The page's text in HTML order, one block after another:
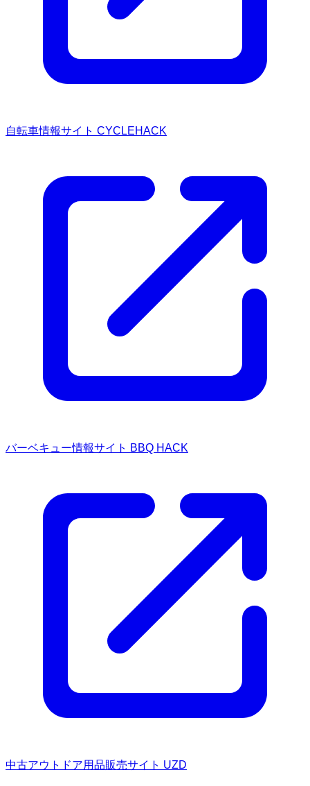
自転車情報サイト CYCLEHACK
バーベキュー情報サイト BBQ HACK
中古アウトドア用品販売サイト UZD